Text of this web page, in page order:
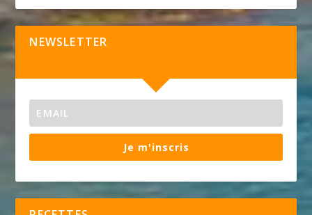
NEWSLETTER
Je m'inscris